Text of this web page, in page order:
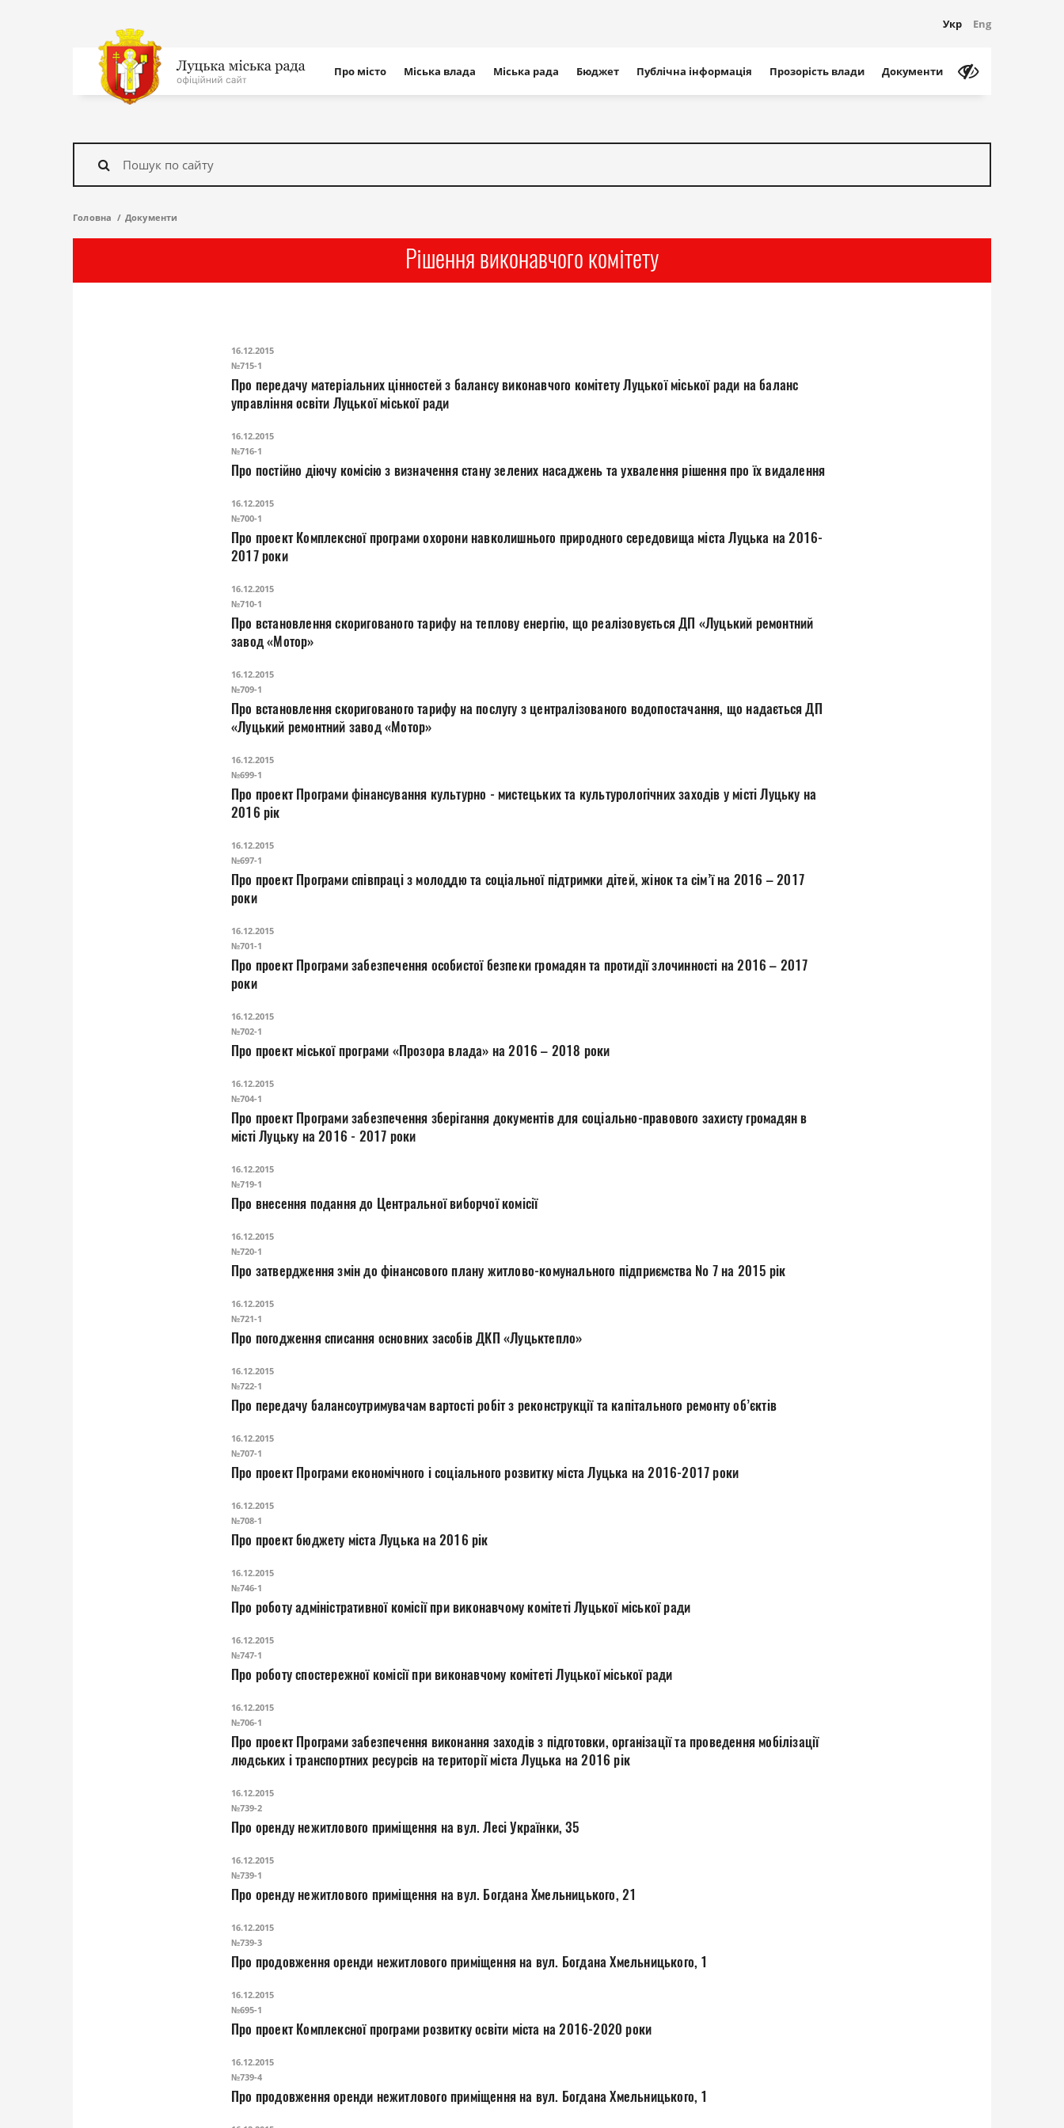
Укр Eng
На
головну
сайту
Про місто Міська влада Міська рада Бюджет Публічна інформація Прозорість влади Документи
Знайти
Головна Документи
Рішення виконавчого комітету
16.12.2015
№715-1
Про передачу матеріальних цінностей з балансу виконавчого комітету Луцької міської ради на баланс
управління освіти Луцької міської ради
16.12.2015
№716-1
Про постійно діючу комісію з визначення стану зелених насаджень та ухвалення рішення про їх видалення
16.12.2015
№700-1
Про проект Комплексної програми охорони навколишнього природного середовища міста Луцька на 2016-
2017 роки
16.12.2015
№710-1
Про встановлення скоригованого тарифу на теплову енергію, що реалізовується ДП «Луцький ремонтний
завод «Мотор»
16.12.2015
№709-1
Про встановлення скоригованого тарифу на послугу з централізованого водопостачання, що надається ДП
«Луцький ремонтний завод «Мотор»
16.12.2015
№699-1
Про проект Програми фінансування культурно - мистецьких та культурологічних заходів у місті Луцьку на
2016 рік
16.12.2015
№697-1
Про проект Програми співпраці з молоддю та соціальної підтримки дітей, жінок та сім’ї на 2016 – 2017
роки
16.12.2015
№701-1
Про проект Програми забезпечення особистої безпеки громадян та протидії злочинності на 2016 – 2017
роки
16.12.2015
№702-1
Про проект міської програми «Прозора влада» на 2016 – 2018 роки
16.12.2015
№704-1
Про проект Програми забезпечення зберігання документів для соціально-правового захисту громадян в
місті Луцьку на 2016 - 2017 роки
16.12.2015
№719-1
Про внесення подання до Центральної виборчої комісії
16.12.2015
№720-1
Про затвердження змін до фінансового плану житлово-комунального підприємства № 7 на 2015 рік
16.12.2015
№721-1
Про погодження списання основних засобів ДКП «Луцьктепло»
16.12.2015
№722-1
Про передачу балансоутримувачам вартості робіт з реконструкції та капітального ремонту об’єктів
16.12.2015
№707-1
Про проект Програми економічного і соціального розвитку міста Луцька на 2016-2017 роки
16.12.2015
№708-1
Про проект бюджету міста Луцька на 2016 рік
16.12.2015
№746-1
Про роботу адміністративної комісії при виконавчому комітеті Луцької міської ради
16.12.2015
№747-1
Про роботу спостережної комісії при виконавчому комітеті Луцької міської ради
16.12.2015
№706-1
Про проект Програми забезпечення виконання заходів з підготовки, організації та проведення мобілізації
людських і транспортних ресурсів на території міста Луцька на 2016 рік
16.12.2015
№739-2
Про оренду нежитлового приміщення на вул. Лесі Українки, 35
16.12.2015
№739-1
Про оренду нежитлового приміщення на вул. Богдана Хмельницького, 21
16.12.2015
№739-3
Про продовження оренди нежитлового приміщення на вул. Богдана Хмельницького, 1
16.12.2015
№695-1
Про проект Комплексної програми розвитку освіти міста на 2016-2020 роки
16.12.2015
№739-4
Про продовження оренди нежитлового приміщення на вул. Богдана Хмельницького, 1